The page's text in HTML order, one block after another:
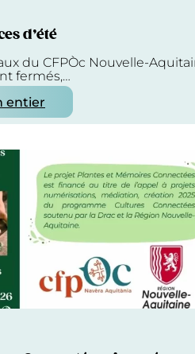
d’été
du CFPÒc Nouvelle-
fermés,…
entier